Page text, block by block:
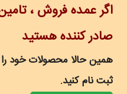
اگر عمده فروش ، تامین
صادر کننده هستید
همین حالا محصولات خود را
ثبت نام کنید.